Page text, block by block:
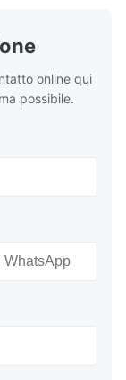
online qui
possibile.